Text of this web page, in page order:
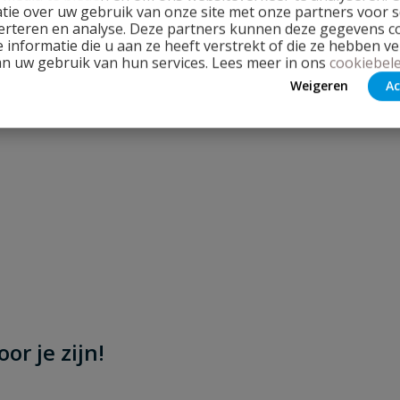
over uw gebruik van onze site met onze partners voor
en analyse. Deze partners kunnen deze gegevens
informatie die u aan ze heeft verstrekt of die ze hebben
uw gebruik van hun services. Lees meer in ons
Weigeren
je zijn!